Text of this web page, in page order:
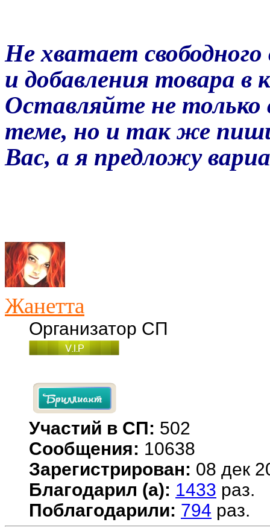
Не хватает
и добавления товара в
Оставляйте не
теме, но и так же
Вас, а я предложу
Жанетта
Организатор СП
Участий в СП: 502
Сообщения: 10638
Зарегистрирован: 08 дек
Благодарил (а): 1433 раз.
Поблагодарили: 794 раз.